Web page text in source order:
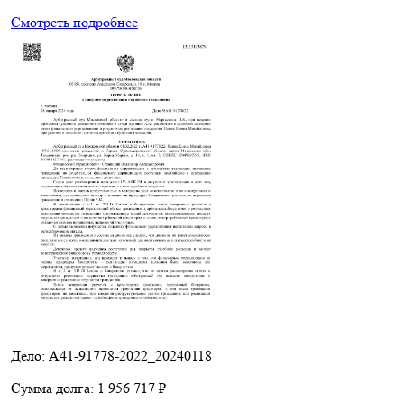
Смотреть подробнее
Дело: A41-91778-2022_20240118
Сумма долга: 1 956 717 ₽